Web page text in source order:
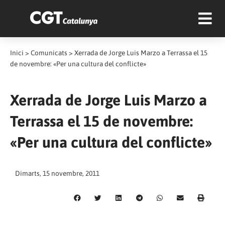
Inici > Comunicats > Xerrada de Jorge Luis Marzo a Terrassa el 15
de novembre: «Per una cultura del conflicte»
Xerrada de Jorge Luis Marzo a
Terrassa el 15 de novembre:
«Per una cultura del conflicte»
Dimarts, 15 novembre, 2011